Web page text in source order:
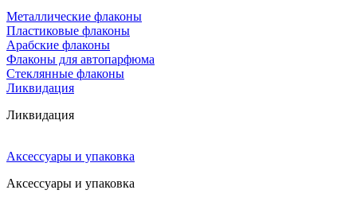
Металлические флаконы
Пластиковые флаконы
Арабские флаконы
Флаконы для автопарфюма
Стеклянные флаконы
Ликвидация
Ликвидация
Аксессуары и упаковка
Аксессуары и упаковка